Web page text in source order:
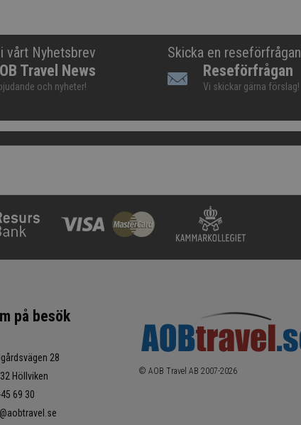
vårt Nyhetsbrev
Travel News
och nyheter!
Skicka en reseförfrågan
Reseförfrågan
Vi skickar gärna förslag!
på besök
28
Höllviken
69 30
© AOB Travel AB 2007-2026